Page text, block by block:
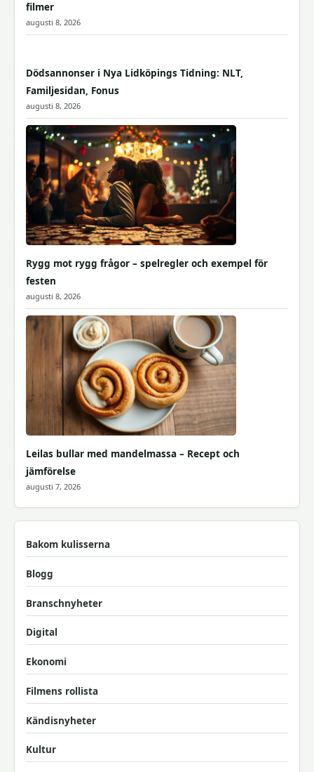
filmer
augusti 8, 2026
Dödsannonser i Nya Lidköpings Tidning: NLT,
Familjesidan, Fonus
augusti 8, 2026
Rygg mot rygg frågor – spelregler och exempel för
festen
augusti 8, 2026
Leilas bullar med mandelmassa – Recept och
jämförelse
augusti 7, 2026
Bakom kulisserna
Blogg
Branschnyheter
Digital
Ekonomi
Filmens rollista
Kändisnyheter
Kultur